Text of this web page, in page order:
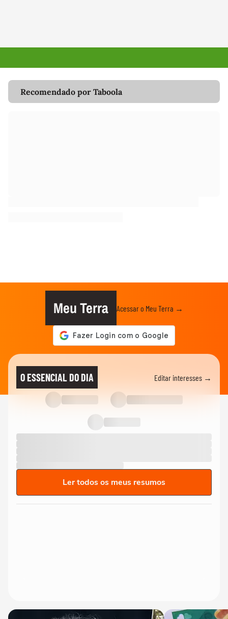
Recomendado por Taboola
Meu Terra Acessar o Meu Terra →
O ESSENCIAL DO DIA Editar interesses →
Ler todos os meus resumos